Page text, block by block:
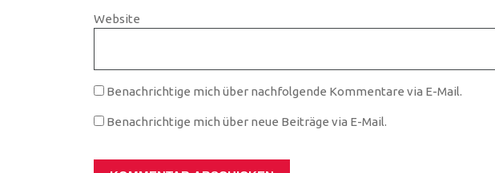
Website
Benachrichtige mich über nachfolgende Kommentare via E-Mail.
Benachrichtige mich über neue Beiträge via E-Mail.